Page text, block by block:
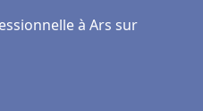
à Ars sur